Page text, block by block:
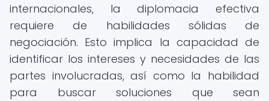
internacionales, la diplomacia efectiva
requiere de habilidades sólidas de
negociación. Esto implica la capacidad de
identificar los intereses y necesidades de las
partes involucradas, así como la habilidad
para buscar soluciones que sean